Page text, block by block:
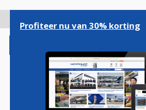
gaan
Profiteer nu van 30% korting